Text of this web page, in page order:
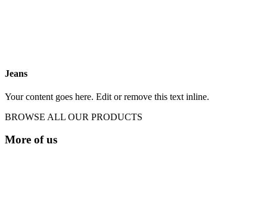
Jeans
Your content goes here. Edit or remove this text inline.
BROWSE ALL OUR PRODUCTS
More of us